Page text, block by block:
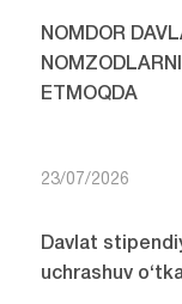
NOMDOR
ETMOQDA
23/07/2026
Davlat
uchrashuv